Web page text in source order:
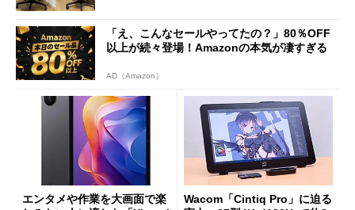
「え、こんなセールやってたの？」80％OFF
以上が続々登場！Amazonの本気が凄すぎる
AD（Amazon）
エンタメや作業を大画面で楽
Wacom「Cintiq Pro」に迫る